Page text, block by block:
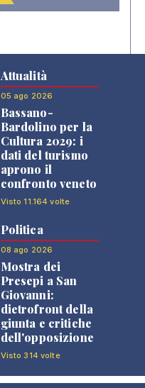
Attualità
05 ago 2026
Bassano-
Bardolino per la
Cultura 2029: i
dati del turismo
aprono il
confronto veneto
Visto 11.164 volte
Politica
08 ago 2026
Mostra dei
Presepi a San
Giovanni:
dietrofront della
giunta e critiche
dell'opposizione
Visto 314 volte